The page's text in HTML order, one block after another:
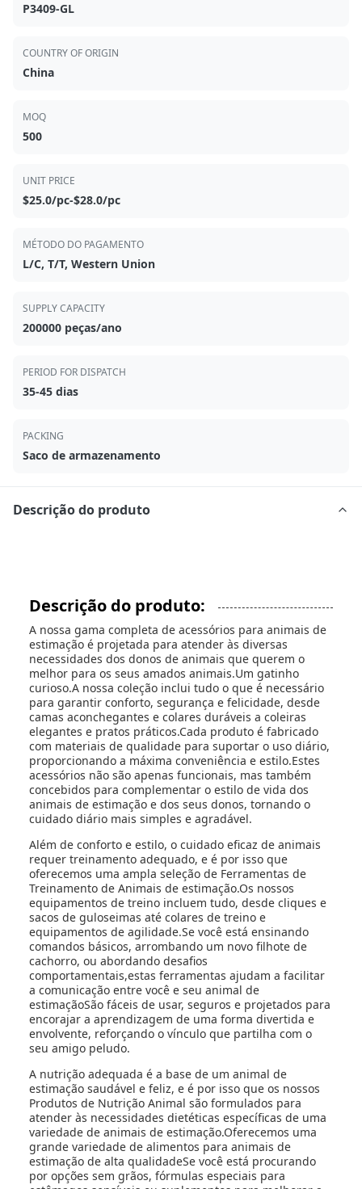
P3409-GL
COUNTRY OF ORIGIN
China
MOQ
500
UNIT PRICE
$25.0/pc-$28.0/pc
MÉTODO DO PAGAMENTO
L/C, T/T, Western Union
SUPPLY CAPACITY
200000 peças/ano
PERIOD FOR DISPATCH
35-45 dias
PACKING
Saco de armazenamento
Descrição do produto
Descrição do produto:
A nossa gama completa de acessórios para animais de
estimação é projetada para atender às diversas
necessidades dos donos de animais que querem o
melhor para os seus amados animais.Um gatinho
curioso.A nossa coleção inclui tudo o que é necessário
para garantir conforto, segurança e felicidade, desde
camas aconchegantes e colares duráveis a coleiras
elegantes e pratos práticos.Cada produto é fabricado
com materiais de qualidade para suportar o uso diário,
proporcionando a máxima conveniência e estilo.Estes
acessórios não são apenas funcionais, mas também
concebidos para complementar o estilo de vida dos
animais de estimação e dos seus donos, tornando o
cuidado diário mais simples e agradável.
Além de conforto e estilo, o cuidado eficaz de animais
requer treinamento adequado, e é por isso que
oferecemos uma ampla seleção de Ferramentas de
Treinamento de Animais de estimação.Os nossos
equipamentos de treino incluem tudo, desde cliques e
sacos de guloseimas até colares de treino e
equipamentos de agilidade.Se você está ensinando
comandos básicos, arrombando um novo filhote de
cachorro, ou abordando desafios
comportamentais,estas ferramentas ajudam a facilitar
a comunicação entre você e seu animal de
estimaçãoSão fáceis de usar, seguros e projetados para
encorajar a aprendizagem de uma forma divertida e
envolvente, reforçando o vínculo que partilha com o
seu amigo peludo.
A nutrição adequada é a base de um animal de
estimação saudável e feliz, e é por isso que os nossos
Produtos de Nutrição Animal são formulados para
atender às necessidades dietéticas específicas de uma
variedade de animais de estimação.Oferecemos uma
grande variedade de alimentos para animais de
estimação de alta qualidadeSe você está procurando
por opções sem grãos, fórmulas especiais para